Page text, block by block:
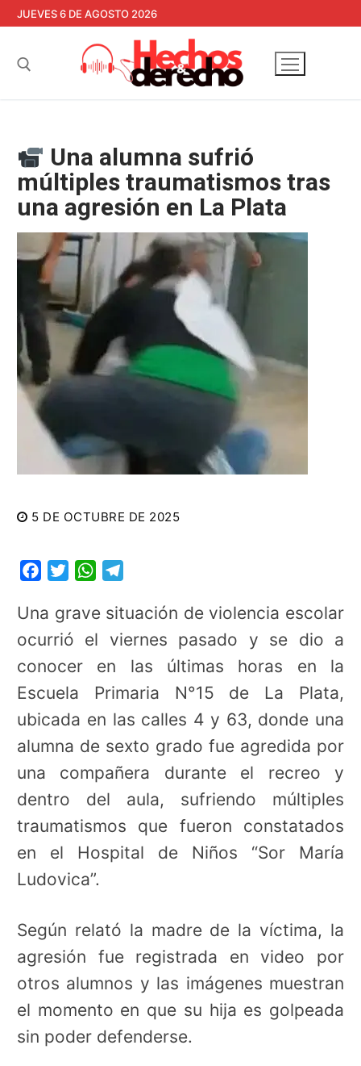
contenido
JUEVES 6 DE AGOSTO 2026
Una alumna sufrió
múltiples traumatismos tras
una agresión en La Plata
5 DE OCTUBRE DE 2025
FacebookTwitterWhatsApp
Una grave situación de violencia escolar
ocurrió el viernes pasado y se dio a
conocer en las últimas horas en la
Escuela Primaria N°15 de La Plata,
ubicada en las calles 4 y 63, donde una
alumna de sexto grado fue agredida por
una compañera durante el recreo y
dentro del aula, sufriendo múltiples
traumatismos que fueron constatados
en el Hospital de Niños “Sor María
Ludovica”.
Según relató la madre de la víctima, la
agresión fue registrada en video por
otros alumnos y las imágenes muestran
el momento en que su hija es golpeada
sin poder defenderse.